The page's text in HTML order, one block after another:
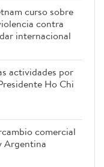
curso sobre
contra
internacional
actividades por
Ho Chi
comercial
Argentina